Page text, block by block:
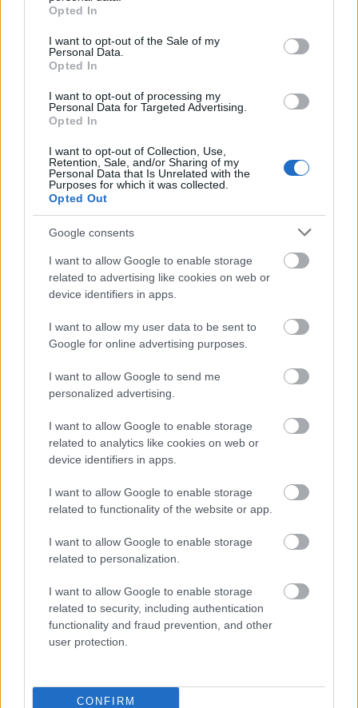
use your data for below specified purposes in below Google
consent section.
Opted In
I want to opt-out of the Sale of my
Personal Data.
Opted In
I want to opt-out of processing my
Personal Data for Targeted Advertising.
Opted In
I want to opt-out of Collection, Use,
Retention, Sale, and/or Sharing of my
Personal Data that Is Unrelated with the
Purposes for which it was collected.
Opted Out
Google consents
I want to allow Google to enable storage
related to advertising like cookies on web or
device identifiers in apps.
I want to allow my user data to be sent to
Google for online advertising purposes.
I want to allow Google to send me
personalized advertising.
I want to allow Google to enable storage
related to analytics like cookies on web or
device identifiers in apps.
I want to allow Google to enable storage
related to functionality of the website or app.
I want to allow Google to enable storage
related to personalization.
I want to allow Google to enable storage
related to security, including authentication
functionality and fraud prevention, and other
user protection.
CONFIRM
Első piréz arvisurák
homo_ludens•2016. február 24.
PR-cikk a télikertből
- Az első magyar
listán jelentek meg. Mondhatnánk gerilla-
arvisuráknak vagy meghekkelt ...
Szamizdat Arvisura, üveg zseb,
plasztik társadalmi trendek
A klasszikus műanyag esete a cenzúrával.
Analóg ajtó, digitális ablak
homo_ludens• 2016. január 25.
alternatív és szamizdat arvisura-magyarázatok -
ellenkánon, szemben a műanyag trenddel. ablak a
dabra
egy ízléstelen fotót törölt innen az ...